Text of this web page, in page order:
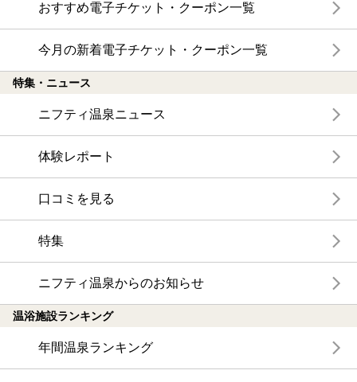
おすすめ電子チケット・クーポン一覧
今月の新着電子チケット・クーポン一覧
特集・ニュース
ニフティ温泉ニュース
体験レポート
口コミを見る
特集
ニフティ温泉からのお知らせ
温浴施設ランキング
年間温泉ランキング